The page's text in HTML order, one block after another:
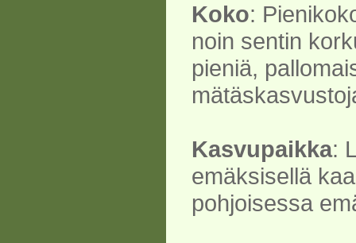
Koko:
noin sentin
pieniä,
Kasvupaikka:
emäksisellä
pohjoisessa